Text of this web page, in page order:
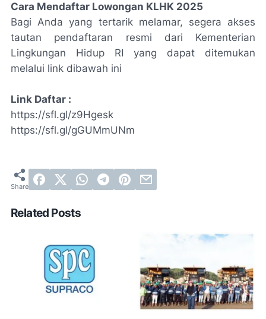
Cara Mendaftar Lowongan KLHK 2025
Bagi Anda yang tertarik melamar, segera akses
tautan pendaftaran resmi dari Kementerian
Lingkungan Hidup RI yang dapat ditemukan
melalui link dibawah ini
Link Daftar :
https://sfl.gl/z9Hgesk
https://sfl.gl/gGUMmUNm
Related Posts